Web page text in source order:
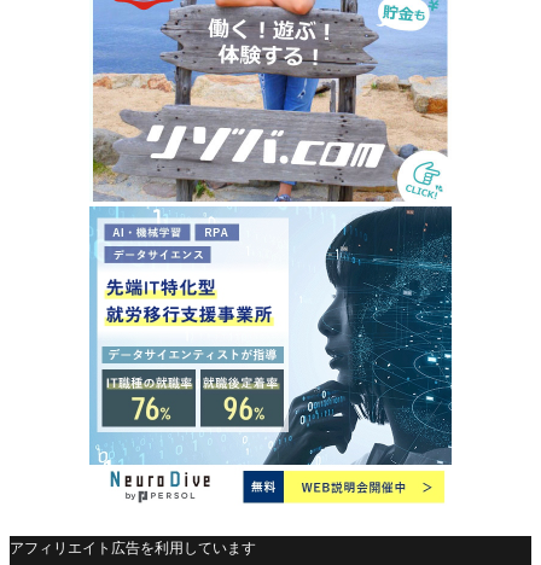
アフィリエイト広告を利用しています